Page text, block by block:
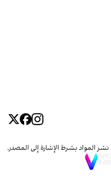
المواد بشرط الإشارة إلى المصدر.